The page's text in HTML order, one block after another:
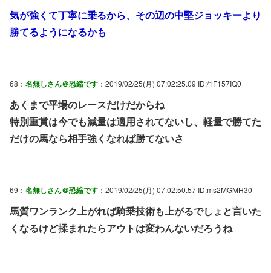
気が強くて丁寧に乗るから、その辺の中堅ジョッキーより
勝てるようになるかも
68： 名無しさん＠恐縮です ：2019/02/25(月) 07:02:25.09 ID:/1F157IQ0
あくまで平場のレースだけだからね
特別重賞は今でも減量は適用されてないし、軽量で勝てた
だけの馬なら相手強くなれば勝てないさ
69： 名無しさん＠恐縮です ：2019/02/25(月) 07:02:50.57 ID:ms2MGMH30
馬質ワンランク上がれば騎乗技術も上がるでしょと言いた
くなるけど揉まれたらアウトは変わんないだろうね